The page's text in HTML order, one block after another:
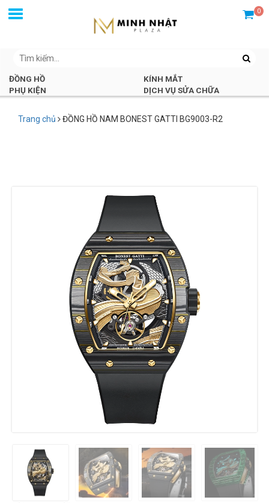
0
ĐỒNG HỒ
KÍNH MẮT
PHỤ KIỆN
DỊCH VỤ SỬA CHỮA
Trang chủ ĐỒNG HỒ NAM BONEST GATTI BG9003-R2